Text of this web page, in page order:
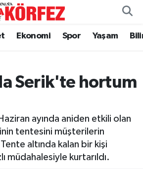
Ekonomi Spor Yaşam
Serik'te hortum
ayında aniden etkili olan
tentesini müşterilerin
altında kalan bir kişi
müdahalesiyle kurtarıldı.